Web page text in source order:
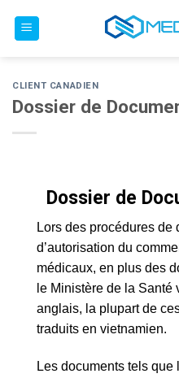
CLIENT CANADIEN
Dossier de
Dossier de
Lors des procédures de
d’autorisation du
médicaux, en plus des
le Ministère de la
anglais, la plupart de
traduits en vietnamien.
Les documents tels que